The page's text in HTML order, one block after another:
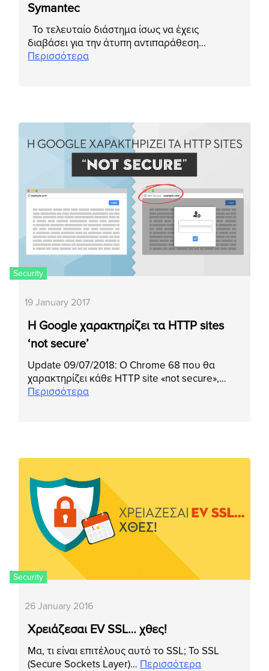
Symantec
Το τελευταίο διάστημα ίσως να έχεις
διαβάσει για την άτυπη αντιπαράθεση…
Περισσότερα
Security
19 January 2017
Η Google χαρακτηρίζει τα HTTP sites
‘not secure’
Update 09/07/2018: Ο Chrome 68 που θα
χαρακτηρίζει κάθε HTTP site «not secure»,…
Περισσότερα
Security
26 January 2016
Χρειάζεσαι EV SSL… χθες!
Μα, τι είναι επιτέλους αυτό το SSL; Το SSL
(Secure Sockets Layer)… Περισσότερα